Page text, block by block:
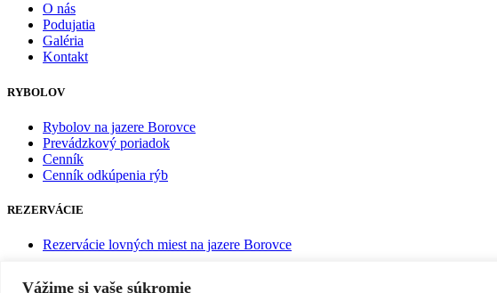
Vážime si vaše súkromie
O nás
Podujatia
Galéria
Kontakt
RYBOLOV
Rybolov na jazere Borovce
Prevádzkový poriadok
Cenník
Cenník odkúpenia rýb
REZERVÁCIE
Rezervácie lovných miest na jazere Borovce
SLEDUJTE NÁS